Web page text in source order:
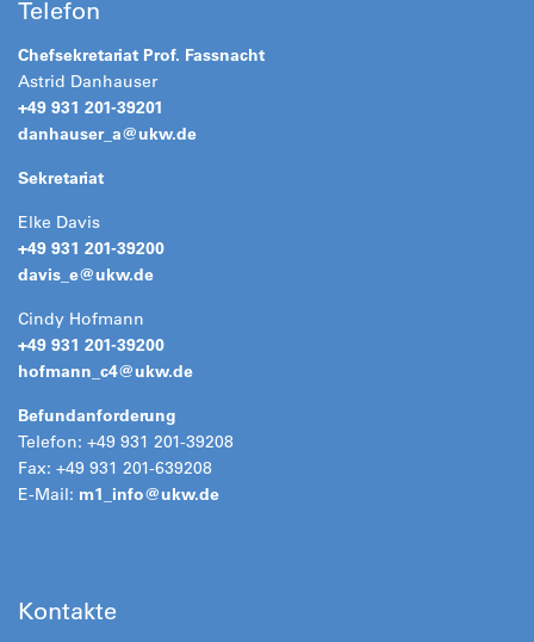
Telefon
Chefsekretariat Prof. Fassnacht
Astrid Danhauser
+49 931 201-39201
danhauser_a@ukw.de
Sekretariat
Elke Davis
+49 931 201-39200
davis_e@ukw.de
Cindy Hofmann
+49 931 201-39200
hofmann_c4@ukw.de
Befundanforderung
Telefon: +49 931 201-39208
Fax: +49 931 201-639208
E-Mail: m1_info@ukw.de
Kontakte